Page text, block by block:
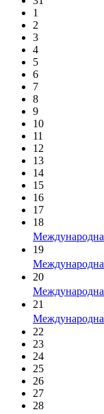
1
2
3
4
5
6
7
8
9
10
11
12
13
14
15
16
17
18
19
20
21
22
23
24
25
26
27
28